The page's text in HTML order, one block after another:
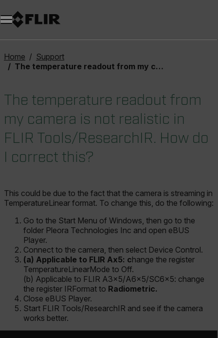
Unread messages
Modello
Rimuovi
articoli
articolo
Aggiungi al carrello
Aggiunto al carrello
Home
Support
The temperature readout from my camera is not realistic in FLIR Tools/ResearchIR. How do I correct this?
The temperature readout from
my camera is not realistic in
FLIR Tools/ResearchIR. How do
I correct this?
This could be due to the fact that the camera is streaming in
TemperatureLinear format. To change this, do the following:
Go to the Start Menu of Windows, then go to the
folder Pleora Technologies Inc and open eBUS
Player.
Connect to the camera, then select Device Control.
(a) Applicable to FLIR Ax5: change the register
TemperatureLinearMode to Off.
(b) Applicable to FLIR A3x5/A6x5/SC6x5: change
the register IRFormat to Radiometric.
Close eBUS Player.
Start FLIR Tools/ResearchIR and see if the camera
works better.